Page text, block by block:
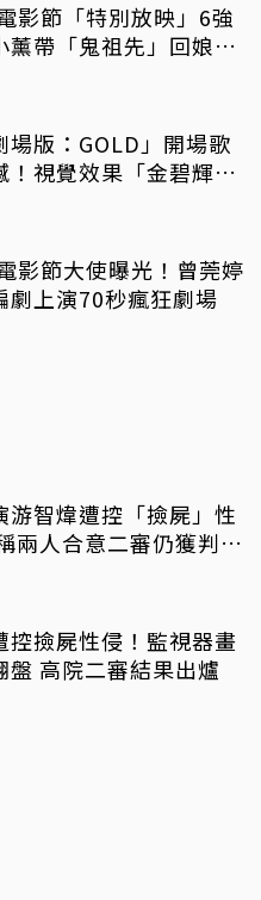
影節「特別放映」6強
帶「鬼祖先」回娘
場版：GOLD」開場歌
！視覺效果「金碧輝
影節大使曝光！曾莞婷
劇上演70秒瘋狂劇場
游智煒遭控「撿屍」性
兩人合意二審仍獲判無
控撿屍性侵！監視器畫
盤 高院二審結果出爐